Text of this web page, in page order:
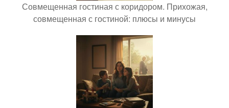
Совмещенная гостиная с коридором. Прихожая,
совмещенная с гостиной: плюсы и минусы